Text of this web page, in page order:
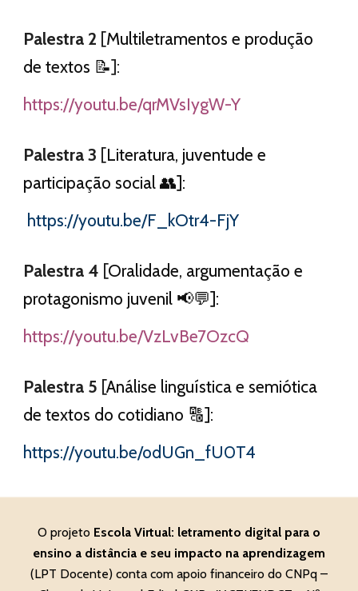
Palestra 2 [Multiletramentos e produção
de textos 📝]:
https://youtu.be/qrMVsIygW-Y
Palestra3 [Literatura, juventude e
participação social 👥]:
https://youtu.be/F_kOtr4-FjY
Palestra 4 [Oralidade, argumentação e
protagonismo juvenil 📢💬]:
https://youtu.be/VzLvBe7OzcQ
Palestra 5 [Análise linguística e semiótica
de textos do cotidiano 🔠]:
https://youtu.be/odUGn_fU0T4
O projeto Escola Virtual: letramento digital para o
ensino a distância e seu impacto na aprendizagem
(LPT Docente) conta com apoio financeiro do CNPq –